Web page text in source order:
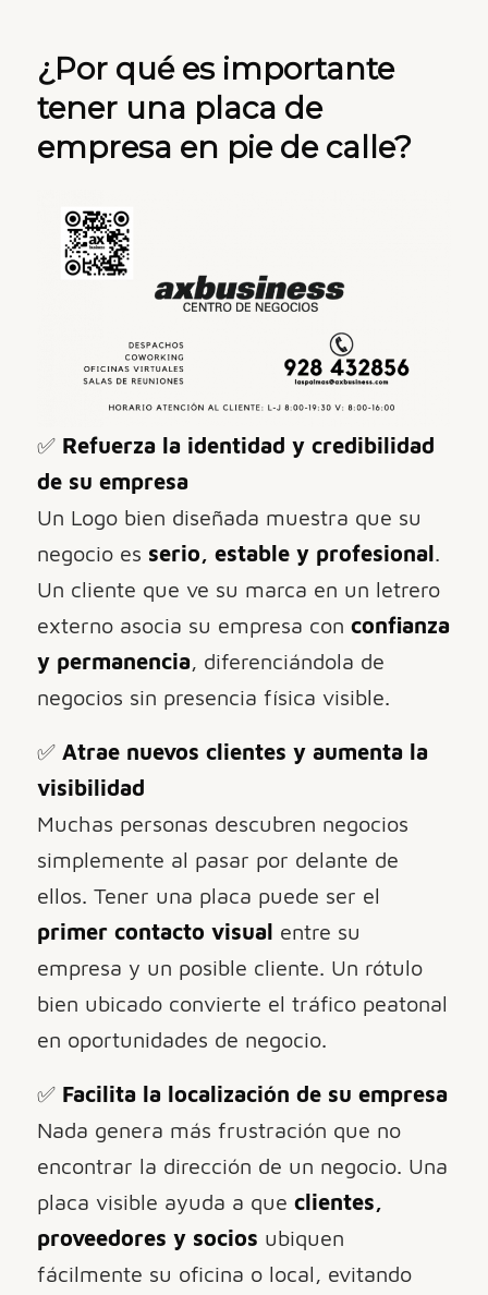
¿Por qué es importante
tener una placa de
empresa en pie de calle?
✅ Refuerza la identidad y credibilidad
de su empresa
Un Logo bien diseñada muestra que su
negocio es serio, estable y profesional.
Un cliente que ve su marca en un letrero
externo asocia su empresa con confianza
y permanencia, diferenciándola de
negocios sin presencia física visible.
✅ Atrae nuevos clientes y aumenta la
visibilidad
Muchas personas descubren negocios
simplemente al pasar por delante de
ellos. Tener una placa puede ser el
primer contacto visual entre su
empresa y un posible cliente. Un rótulo
bien ubicado convierte el tráfico peatonal
en oportunidades de negocio.
✅ Facilita la localización de su empresa
Nada genera más frustración que no
encontrar la dirección de un negocio. Una
placa visible ayuda a que clientes,
proveedores y socios ubiquen
fácilmente su oficina o local, evitando